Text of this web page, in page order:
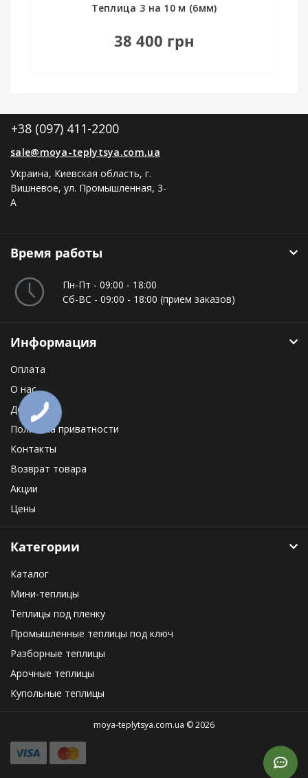
Теплица 3 на 10 м (6мм)
38 400 грн
+38 (097) 411-2200
sale@moya-teplytsya.com.ua
Украина, Киевская область, г.
Вишневое, ул. Промышленная, 3-
А
Время работы
Пн-Пт - 09:00 - 18:00
Сб-ВС - 09:00 - 18:00 (прием заказов)
Информация
Оплата
О нас
Доставка
Политика приватности
Контакты
Возврат товара
Акции
Цены
Категории
Каталог
Мини-теплицы
Теплицы под пленку
Промышленные теплицы под ключ
Разборные теплицы
Арочные теплицы
Купольные теплицы
moya-teplytsya.com.ua © 2026